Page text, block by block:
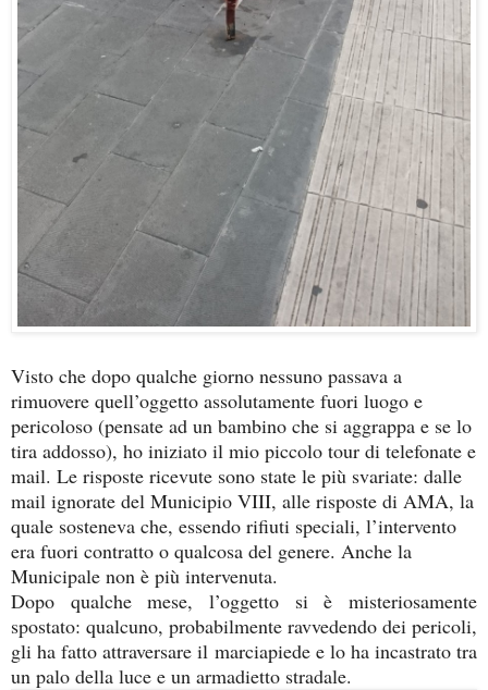
Visto che dopo qualche giorno nessuno passava a
rimuovere quell’oggetto assolutamente fuori luogo e
pericoloso (pensate ad un bambino che si aggrappa e se lo
tira addosso), ho iniziato il mio piccolo tour di telefonate e
mail. Le risposte ricevute sono state le più svariate: dalle
mail ignorate del Municipio VIII, alle risposte di AMA, la
quale sosteneva che, essendo rifiuti speciali, l’intervento
era fuori contratto o qualcosa del genere. Anche la
Municipale non è più intervenuta.
Dopo qualche mese, l’oggetto si è misteriosamente
spostato: qualcuno, probabilmente ravvedendo dei pericoli,
gli ha fatto attraversare il marciapiede e lo ha incastrato tra
un palo della luce e un armadietto stradale.